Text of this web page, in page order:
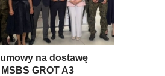
na dostawę
GROT A3